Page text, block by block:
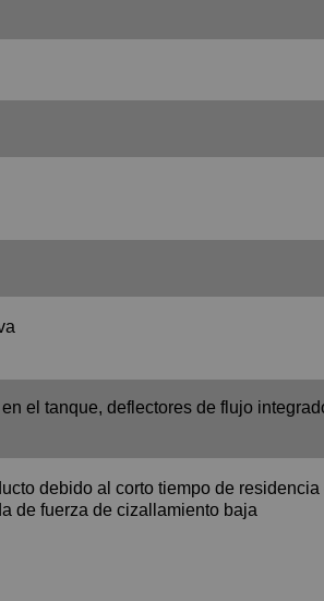
el tanque, deflectores de flujo
debido al corto tiempo de residencia
de fuerza de cizallamiento baja